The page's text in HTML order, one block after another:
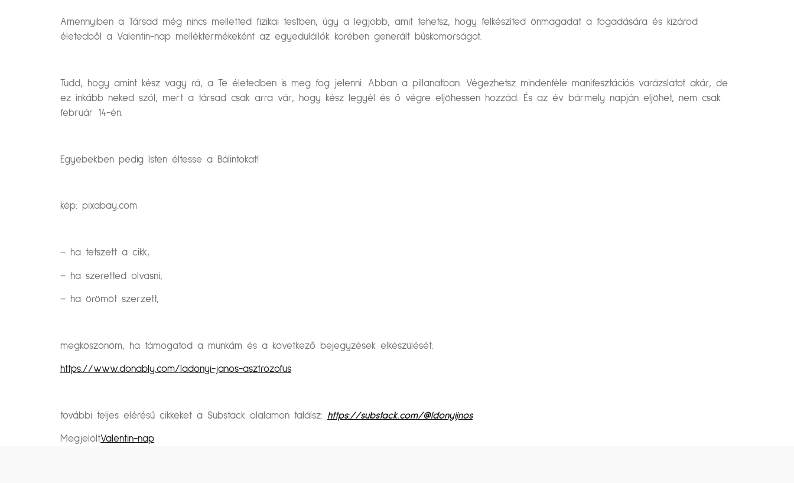
Amennyiben a Társad még nincs melletted fizikai testben, úgy a legjobb, amit tehetsz, hogy felkészíted önmagadat a fogadására és kizárod
életedből a Valentin-nap melléktermékeként az egyedülállók körében generált búskomorságot.
Tudd, hogy amint kész vagy rá, a Te életedben is meg fog jelenni. Abban a pillanatban. Végezhetsz mindenféle manifesztációs varázslatot akár, de
ez inkább neked szól, mert a társad csak arra vár, hogy kész legyél és ő végre eljöhessen hozzád. És az év bármely napján eljöhet, nem csak
február 14-én.
Egyebekben pedig Isten éltesse a Bálintokat!
kép: pixabay.com
– ha tetszett a cikk,
– ha szeretted olvasni,
– ha örömöt szerzett,
megköszönöm, ha támogatod a munkám és a következő bejegyzések elkészülését:
https://www.donably.com/ladonyi-janos-asztrozofus
további teljes elérésű cikkeket a Substack olalamon találsz: https://substack.com/@ldonyijnos
MegjelöltValentin-nap